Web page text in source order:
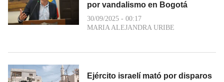
por vandalismo en Bogotá
30/09/2025 - 00:17
MARIA ALEJANDRA URIBE
Ejército israelí mató por disparos